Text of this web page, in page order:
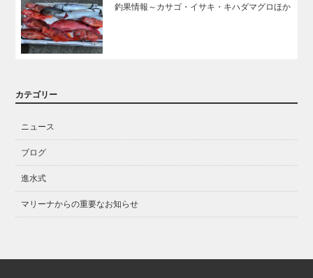
釣果情報～カサゴ・イサキ・キハダマグロほか
カテゴリー
ニュース
ブログ
進水式
マリーナからの重要なお知らせ